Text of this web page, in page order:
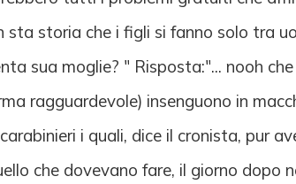
storia che i figli si fanno solo tra
sua moglie? " Risposta:"... nooh
ragguardevole) insenguono in
i quali, dice il cronista, pur
che dovevano fare, il giorno dopo